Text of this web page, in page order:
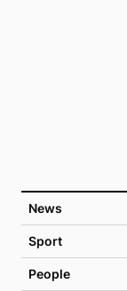
News
Sport
People